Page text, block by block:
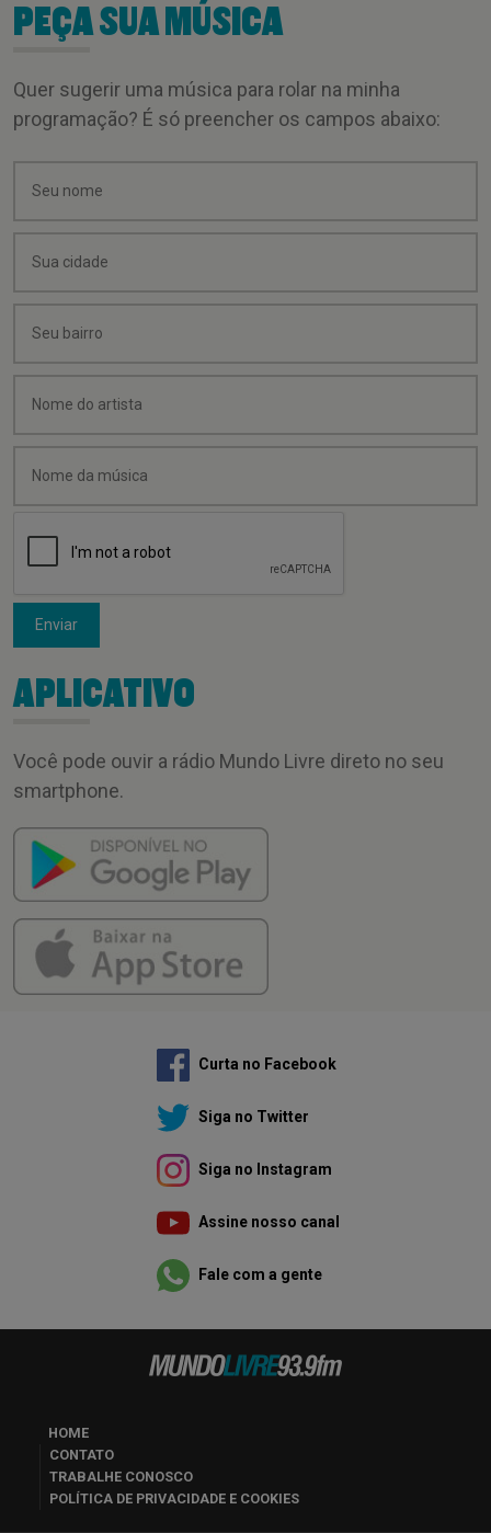
PEÇA SUA MÚSICA
Quer sugerir uma música para rolar na minha
programação? É só preencher os campos abaixo:
Enviar
APLICATIVO
Você pode ouvir a rádio Mundo Livre direto no seu
smartphone.
Curta no Facebook
Siga no Twitter
Siga no Instagram
Assine nosso canal
Fale com a gente
HOME
CONTATO
TRABALHE CONOSCO
POLÍTICA DE PRIVACIDADE E COOKIES